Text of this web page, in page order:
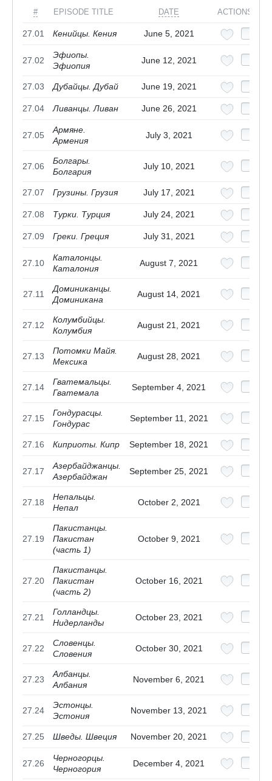
# EPISODE TITLE DATE ACTIONS
27.01 Кенийцы. Кения June 5, 2021
27.02
Эфиопы.
Эфиопия
June 12, 2021
27.03 Дубайцы. Дубай June 19, 2021
27.04 Ливанцы. Ливан June 26, 2021
27.05
Армяне.
Армения
July 3, 2021
27.06
Болгары.
Болгария
July 10, 2021
27.07 Грузины. Грузия July 17, 2021
27.08 Турки. Турция July 24, 2021
27.09 Греки. Греция July 31, 2021
27.10
Каталонцы.
Каталония
August 7, 2021
27.11
Доминиканцы.
Доминикана
August 14, 2021
27.12
Колумбийцы.
Колумбия
August 21, 2021
27.13
Потомки Майя.
Мексика
August 28, 2021
27.14
Гватемальцы.
Гватемала
September 4, 2021
27.15
Гондурасцы.
Гондурас
September 11, 2021
27.16 Киприоты. Кипр September 18, 2021
27.17
Азербайджанцы.
Азербайджан
September 25, 2021
27.18
Непальцы.
Непал
October 2, 2021
27.19
Пакистанцы.
Пакистан
(часть 1)
October 9, 2021
27.20
Пакистанцы.
Пакистан
(часть 2)
October 16, 2021
27.21
Голландцы.
Нидерланды
October 23, 2021
27.22
Словенцы.
Словения
October 30, 2021
27.23
Албанцы.
Албания
November 6, 2021
27.24
Эстонцы.
Эстония
November 13, 2021
27.25 Шведы. Швеция November 20, 2021
27.26
Черногорцы.
Черногория
December 4, 2021